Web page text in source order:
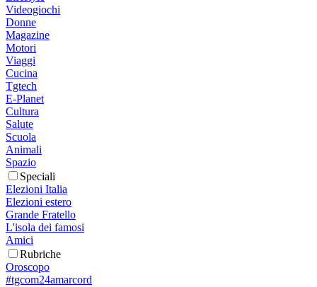
Videogiochi
Donne
Magazine
Motori
Viaggi
Cucina
Tgtech
E-Planet
Cultura
Salute
Scuola
Animali
Spazio
Speciali
Elezioni Italia
Elezioni estero
Grande Fratello
L'isola dei famosi
Amici
Rubriche
Oroscopo
#tgcom24amarcord